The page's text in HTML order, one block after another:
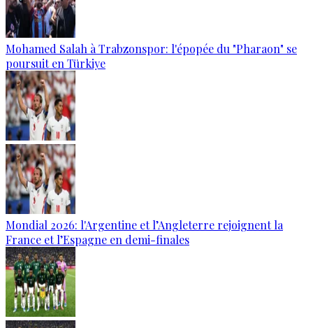
Mohamed Salah à Trabzonspor: l'épopée du "Pharaon" se
poursuit en Türkiye
Mondial 2026: l'Argentine et l’Angleterre rejoignent la
France et l’Espagne en demi-finales